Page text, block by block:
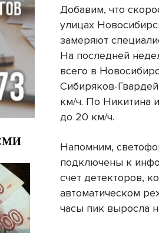
Добавим, что
улицах
замеряют
На последней
всего в
Сибиряков-
км/ч. По Никитина
до 20 км/ч.
Напомним,
подключены к
счет детекторов,
автоматическом
часы пик выросла